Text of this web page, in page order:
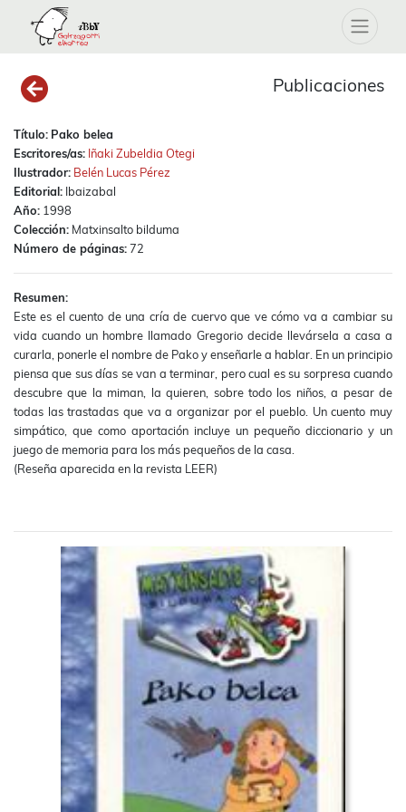
Publicaciones
Título: Pako belea
Escritores/as: Iñaki Zubeldia Otegi
Ilustrador: Belén Lucas Pérez
Editorial: Ibaizabal
Año: 1998
Colección: Matxinsalto bilduma
Número de páginas:72
Resumen:
Este es el cuento de una cría de cuervo que ve cómo va a cambiar su
vida cuando un hombre llamado Gregorio decide llevársela a casa a
curarla, ponerle el nombre de Pako y enseñarle a hablar. En un principio
piensa que sus días se van a terminar, pero cual es su sorpresa cuando
descubre que la miman, la quieren, sobre todo los niños, a pesar de
todas las trastadas que va a organizar por el pueblo. Un cuento muy
simpático, que como aportación incluye un pequeño diccionario y un
juego de memoria para los más pequeños de la casa.
(Reseña aparecida en la revista LEER)